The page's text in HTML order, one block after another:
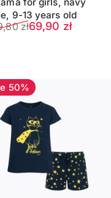
9-13 years old
price69,90 zł
price
zł
blue
50%